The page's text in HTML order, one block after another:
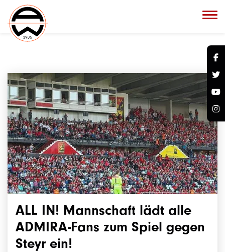
ALL IN! Mannschaft lädt alle
ADMIRA-Fans zum Spiel gegen
Steyr ein!